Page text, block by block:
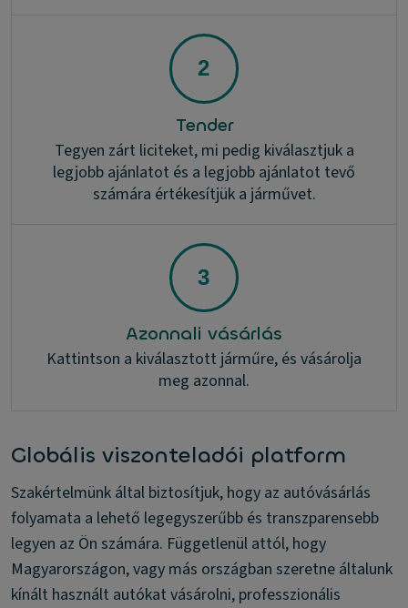
Tender
Tegyen zárt liciteket, mi pedig kiválasztjuk a
legjobb ajánlatot és a legjobb ajánlatot tevő
számára értékesítjük a járművet.
Azonnali vásárlás
Kattintson a kiválasztott járműre, és vásárolja
meg azonnal.
Globális viszonteladói platform
Szakértelmünk által biztosítjuk, hogy az autóvásárlás
folyamata a lehető legegyszerűbb és transzparensebb
legyen az Ön számára. Függetlenül attól, hogy
Magyarországon, vagy más országban szeretne általunk
kínált használt autókat vásárolni, professzionális